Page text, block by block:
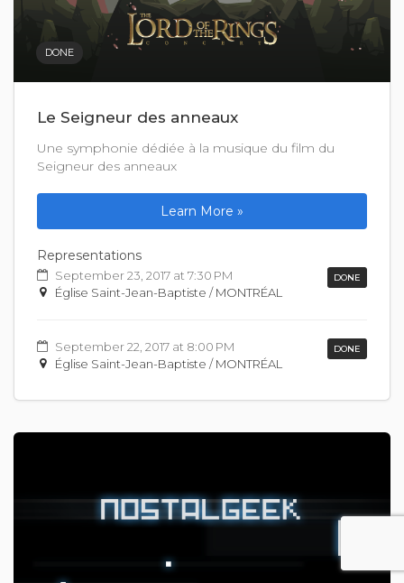
DONE
Le Seigneur des anneaux
Une symphonie dédiée à la musique du film du
Seigneur des anneaux
Learn More »
Representations
September 23, 2017 at 7:30 PM DONE
Église Saint-Jean-Baptiste / MONTRÉAL
September 22, 2017 at 8:00 PM DONE
Église Saint-Jean-Baptiste / MONTRÉAL